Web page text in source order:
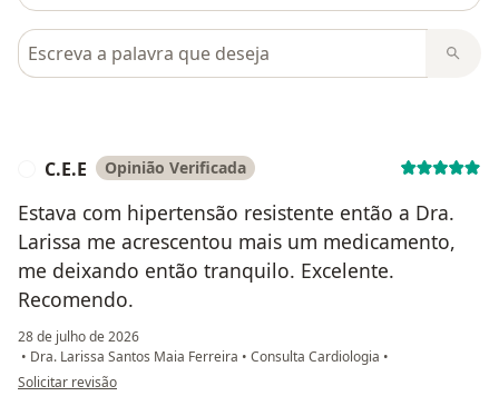
Pesquisar em opiniões
C.E.E Opinião Verificada
Estava com hipertensão resistente então a Dra.
Larissa me acrescentou mais um medicamento,
me deixando então tranquilo. Excelente.
Recomendo.
28 de julho de 2026
• Dra. Larissa Santos Maia Ferreira • Consulta Cardiologia •
na opinião do utilizador C.E.E
Solicitar revisão